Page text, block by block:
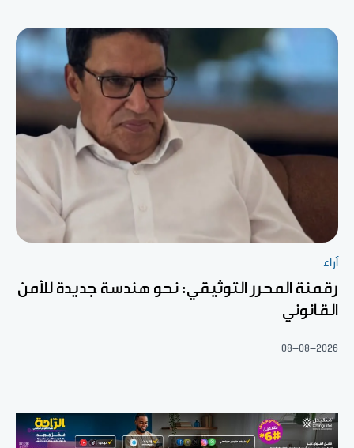
آراء
رقمنة المحرر التوثيقي: نحو هندسة جديدة للأمن
القانوني
08-08-2026